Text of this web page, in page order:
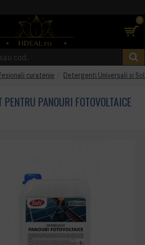
0
curatenie Detergenti Universali si
PENTRU PANOURI FOTOVOLTAICE